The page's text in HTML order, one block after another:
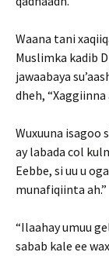
Waana tani
Muslimka kadib
jawaabaya
dheh, “Xaggiinna
Wuxuuna isagoo
ay labada col
Eebbe, si uu u
munafiqiinta ah.”
“Ilaahay umuu
sabab kale ee